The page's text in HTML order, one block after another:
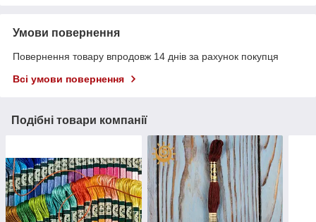
Умови повернення
Повернення товару впродовж 14 днів за рахунок покупця
Всі умови повернення
Подібні товари компанії